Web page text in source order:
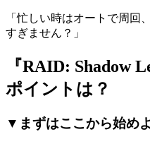
「忙しい時はオートで周
すぎません？」
『RAID: Shadow
ポイントは？
▼まずはここから始め